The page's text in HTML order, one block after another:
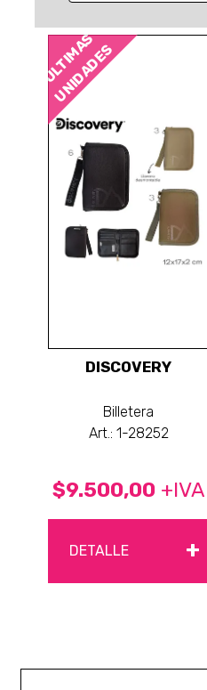
ÚLTIMAS
UNIDADES
DISCOVERY
Billetera
Art.: 1-28252
$9.500,00 +IVA
DETALLE +